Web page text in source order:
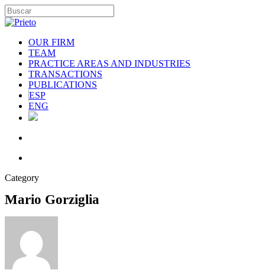
OUR FIRM
TEAM
PRACTICE AREAS AND INDUSTRIES
TRANSACTIONS
PUBLICATIONS
ESP
ENG
Category
Mario Gorziglia